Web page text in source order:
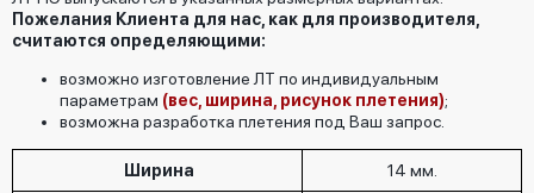
Пожелания Клиента для нас, как для производителя,
считаются определяющими:
возможно изготовление ЛТ по индивидуальным
параметрам (вес, ширина, рисунок плетения);
возможна разработка плетения под Ваш запрос.
Ширина 14 мм.